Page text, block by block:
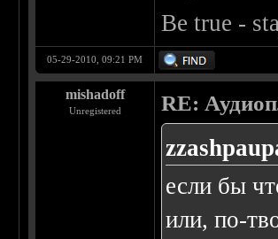
Be true -
05-29-2010, 09:21 PM
mishadoff
Unregistered RE:
если бы
или, по-